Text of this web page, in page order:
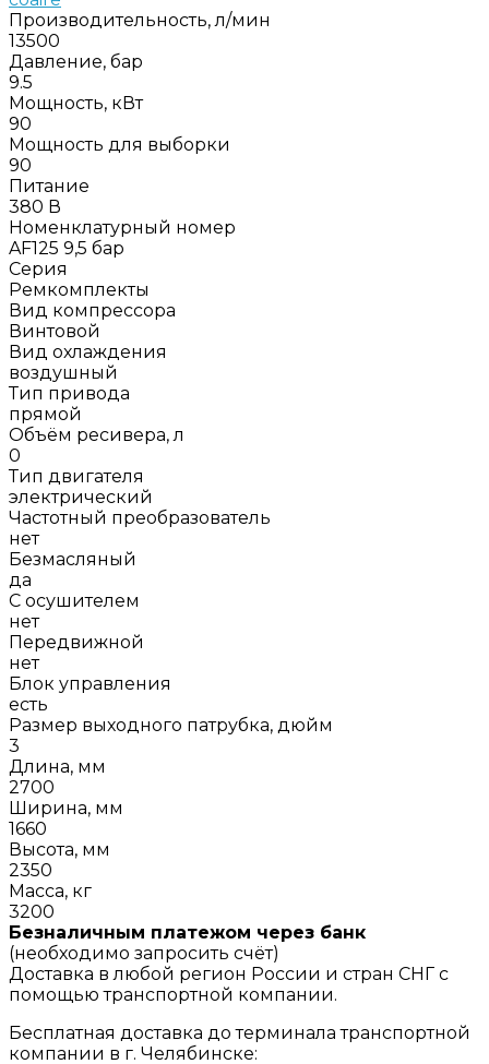
Производительность, л/мин
13500
Давление, бар
9.5
Мощность, кВт
90
Мощность для выборки
90
Питание
380 В
Номенклатурный номер
AF125 9,5 бар
Серия
Ремкомплекты
Вид компрессора
Винтовой
Вид охлаждения
воздушный
Тип привода
прямой
Объём ресивера, л
0
Тип двигателя
электрический
Частотный преобразователь
нет
Безмасляный
да
С осушителем
нет
Передвижной
нет
Блок управления
есть
Размер выходного патрубка, дюйм
3
Длина, мм
2700
Ширина, мм
1660
Высота, мм
2350
Масса, кг
3200
Безналичным платежом через банк
(необходимо запросить счёт)
Доставка в любой регион России и стран СНГ с
помощью транспортной компании.
Бесплатная доставка до терминала транспортной
компании в г. Челябинске: